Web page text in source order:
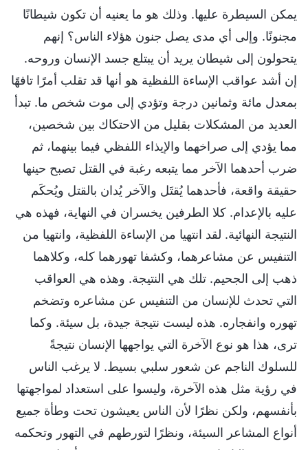
يمكن السيطرة عليها. وذلك هو ما يعنيه أن تكون شيطانًا
مجنونًا. وإلى أي مدى يصل جنون هؤلاء الناس؟ إنهم
يتحولون إلى شيطان يريد أن يبتلع جسد الإنسان وروحه.
إن أشد عواقب الإساءة اللفظية هو أنها قد تقلب أمرًا تافهًا
بمعدل مائة وثمانين درجة وتؤدي إلى موت شخص ما. تبدأ
العديد من المشكلات بقليل من الاحتكاك بين شخصين،
مما يؤدي إلى صراخهما والإيذاء اللفظي فيما بينهما، ثم
ضرب أحدهما الآخر مما يتبعه رغبة في القتل تصبح حينها
حقيقة واقعة، فأحدهما يُقتَل والآخر يُدان بالقتل ويُحكَم
عليه بالإعدام. كلا الطرفين يخسران في النهاية، فهذه هي
النتيجة النهائية. لقد انتهيا من الإساءة اللفظية، وانتهيا من
التنفيس عن مشاعرهما، وكشفا تهورهما كله، وكلاهما
ذهب إلى الجحيم. تلك هي النتيجة. وهذه هي العواقب
التي تحدث للإنسان من التنفيس عن مشاعره وتضخم
تهوره وانفجاره. هذه ليست نتيجة جيدة، بل سيئة. وكما
ترى، هذا هو نوع الآخرة التي يواجهها الإنسان نتيجةً
للسلوك الناجم عن شعور سلبي بسيط. لا يرغب الناس
في رؤية مثل هذه الآخرة، وليسوا على استعداد لمواجهتها
بأنفسهم، ولكن نظرًا لأن الناس يعيشون تحت وطأة جميع
أنواع المشاعر السيئة، ونظرًا لتورطهم في التهور وتحكمه